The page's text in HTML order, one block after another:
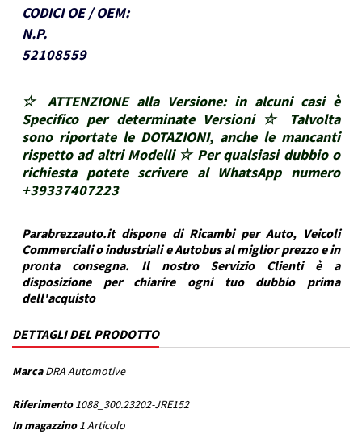
CODICI OE / OEM:
N.P.
52108559
☆ ATTENZIONE alla Versione: in alcuni casi è
Specifico per determinate Versioni ☆ Talvolta
sono riportate le DOTAZIONI, anche le mancanti
rispetto ad altri Modelli ☆ Per qualsiasi dubbio o
richiesta potete scrivere al WhatsApp numero
+39337407223
Parabrezzauto.it dispone di Ricambi per Auto, Veicoli
Commerciali o industriali e Autobus al miglior prezzo e in
pronta consegna. Il nostro Servizio Clienti è a
disposizione per chiarire ogni tuo dubbio prima
dell'acquisto
DETTAGLI DEL PRODOTTO
Marca DRA Automotive
Riferimento 1088_300.23202-JRE152
In magazzino 1 Articolo